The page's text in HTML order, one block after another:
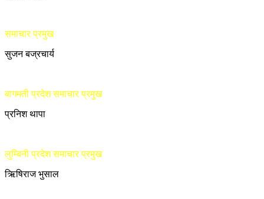
समाचार प्रमुख
सुजन बज्रचार्य
बागमती प्रदेश समाचार प्रमुख
प्रनिश थापा
लुम्बिनी प्रदेश समाचार प्रमुख
ऋिषिराज भुसाल